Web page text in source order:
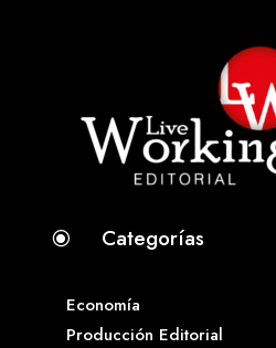
\ Categorías
Economía
Producción Editorial